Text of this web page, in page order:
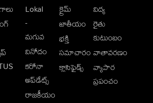
Lokal
-
మగువ
వినోదం
కరోనా
అప్‌డేట్స్
రాజకీయం
క్రైమ్
జాతీయం
భక్తి
సమాచారం
క్లాసిఫైడ్స్
విద్య
రైతు
కుటుంబం
వాతావరణం
వ్యాపార
ప్రపంచం